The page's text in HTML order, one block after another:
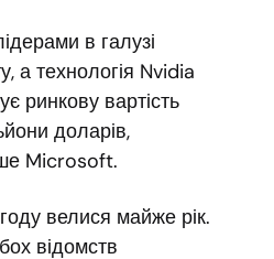
в галузі
а технологія Nvidia
ринкову вартість
доларів,
Microsoft.
велися майже рік.
відомств